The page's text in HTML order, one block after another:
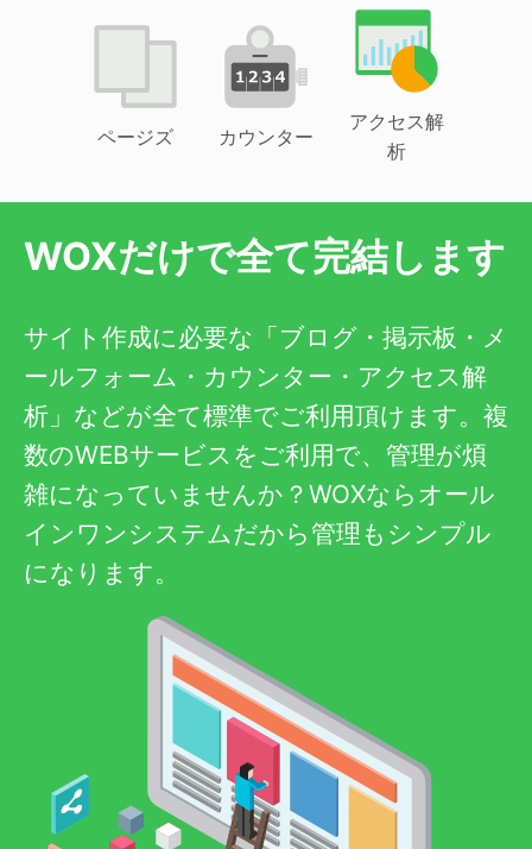
ページズ カウンター
アクセス解
析
WOXだけで全て完結します
サイト作成に必要な「ブログ・掲示板・メ
ールフォーム・カウンター・アクセス解
析」などが全て標準でご利用頂けます。複
数のWEBサービスをご利用で、管理が煩
雑になっていませんか？WOXならオール
インワンシステムだから管理もシンプル
になります。